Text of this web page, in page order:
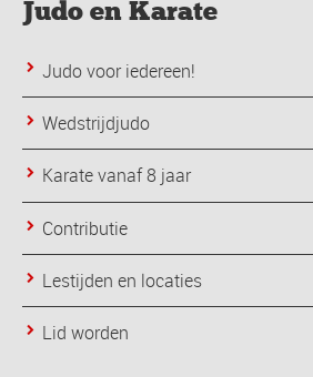
Judo en Karate
Judo voor iedereen!
Wedstrijdjudo
Karate vanaf 8 jaar
Contributie
Lestijden en locaties
Lid worden